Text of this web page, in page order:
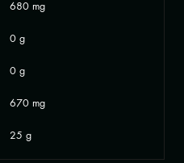
680 mg
0 g
0 g
670 mg
25 g